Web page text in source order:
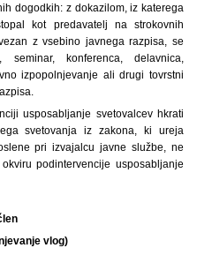
dogodkih: z dokazilom, iz katerega
kot predavatelj na strokovnih
z vsebino javnega razpisa, se
seminar, konferenca, delavnica,
izpopolnjevanje ali drugi tovrstni
usposabljanje svetovalcev hkrati
svetovanja iz zakona, ki ureja
pri izvajalcu javne službe, ne
podintervencije usposabljanje
vlog)